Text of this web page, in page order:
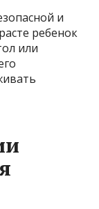
и
ребенок
или